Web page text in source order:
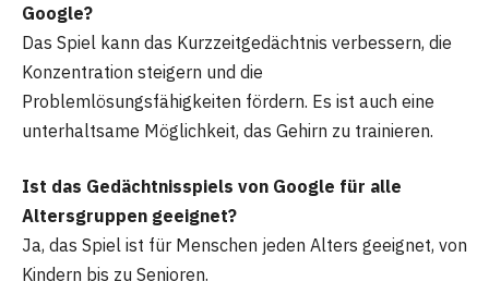
Google?
Das Spiel kann das Kurzzeitgedächtnis verbessern, die
Konzentration steigern und die
Problemlösungsfähigkeiten fördern. Es ist auch eine
unterhaltsame Möglichkeit, das Gehirn zu trainieren.
Ist das Gedächtnisspiels von Google für alle
Altersgruppen geeignet?
Ja, das Spiel ist für Menschen jeden Alters geeignet, von
Kindern bis zu Senioren.